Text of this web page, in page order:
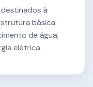
à
básica
de água,
elétrica.